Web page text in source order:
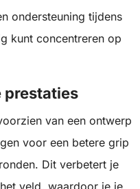
ondersteuning tijdens
kunt concentreren op
prestaties
van een ontwerp
voor een betere grip
Dit verbetert je
veld, waardoor je je